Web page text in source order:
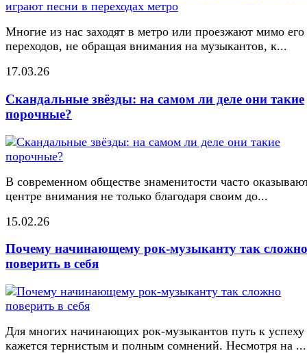
Многие из нас заходят в метро или проезжают мимо его
переходов, не обращая внимания на музыкантов, к...
17.03.26
Скандальные звёзды: на самом ли деле они такие
порочные?
В современном обществе знаменитости часто
центре внимания не только благодаря своим до...
15.02.26
Почему начинающему рок-музыканту так сложно
поверить в себя
Для многих начинающих рок-музыкантов путь к успеху
кажется тернистым и полным сомнений. Несмотря на ...